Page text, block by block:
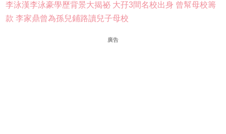
李泳漢李泳豪學歷背景大揭祕 大孖3間名校出身 曾幫母校籌
款 李家鼎曾為孫兒鋪路讀兒子母校
廣告